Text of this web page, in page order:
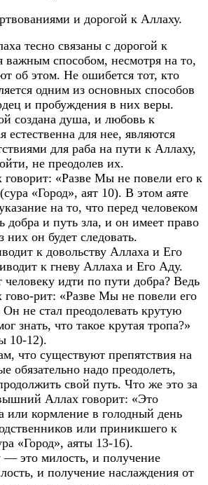
и дорогой к Аллаху.
тесно связаны с дорогой к
важным способом, несмотря на то,
об этом. Не ошибется тот, кто
одним из основных способов
и пробуждения в них веры.
создана душа, и любовь к
естественна для нее, являются
для раба на пути к Аллаху,
не преодолев их.
«Разве Мы не повели его к
«Город», аят 10). В этом аяте
на то, что перед человеком
добра и путь зла, и он имеет право
них он будет следовать.
к довольству Аллаха и Его
к гневу Аллаха и Его Аду.
идти по пути добра? Ведь
рит: «Разве Мы не повели его
не стал преодолевать крутую
знать, что такое крутая тропа?»
10-12).
что существуют препятствия на
обязательно надо преодолеть,
свой путь. Что же это за
Аллах говорит: «Это
или кормление в голодный день
или приникшего к
«Город», аяты 13-16).
— это милость, и получение
и получение наслаждения от